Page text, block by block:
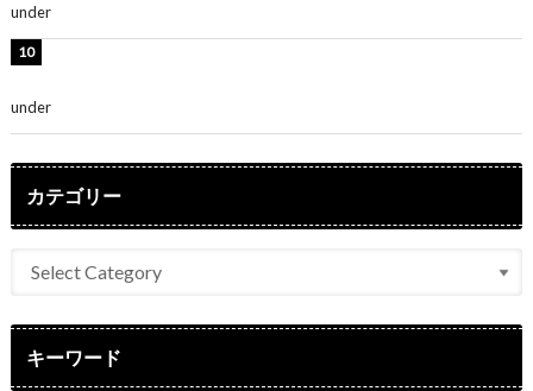
under
under
カテゴリー
キーワード